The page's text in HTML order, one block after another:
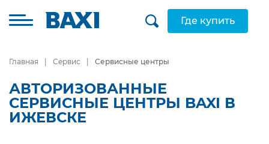
Где купить
Главная Сервис Сервисные центры
АВТОРИЗОВАННЫЕ
СЕРВИСНЫЕ ЦЕНТРЫ BAXI В
ИЖЕВСКЕ